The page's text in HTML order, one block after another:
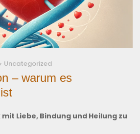
Uncategorized
– warum es
Liebe, Bindung und Heilung zu